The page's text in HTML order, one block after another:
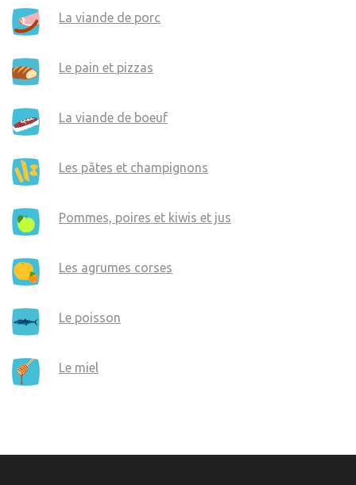
La viande de porc
Le pain et pizzas
La viande de boeuf
Les pâtes et champignons
Pommes, poires et kiwis et jus
Les agrumes corses
Le poisson
Le miel